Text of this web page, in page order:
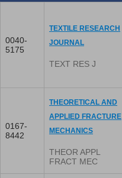
0040-
5175
TEXTILE RESEARCH
JOURNAL
TEXT RES J
0167-
8442
THEORETICAL AND
APPLIED FRACTURE
MECHANICS
THEOR APPL
FRACT MEC